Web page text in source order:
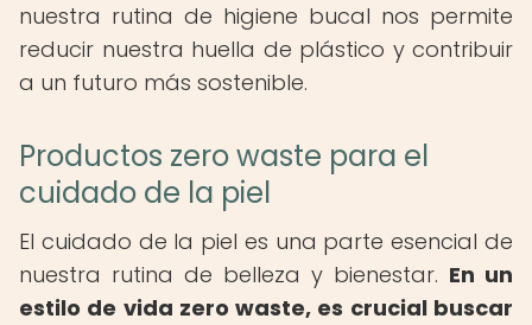
nuestra rutina de higiene bucal nos permite
reducir nuestra huella de plástico y contribuir
a un futuro más sostenible.
Productos zero waste para el
cuidado de la piel
El cuidado de la piel es una parte esencial de
nuestra rutina de belleza y bienestar. En un
estilo de vida zero waste, es crucial buscar